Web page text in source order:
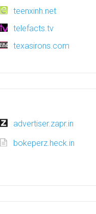
teenxinh.net
telefacts.tv
texasirons.com
advertiser.zapr.in
bokeperz.heck.in